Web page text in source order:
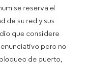
se reserva el
de su red y sus
que considere
pero no
de puerto,